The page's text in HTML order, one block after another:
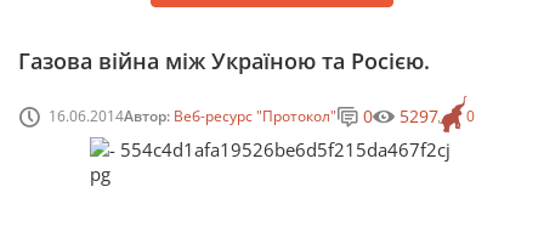
Газова війна між Україною та Росією.
16.06.2014Автор: Веб-ресурс "Протокол" 0
0 5297